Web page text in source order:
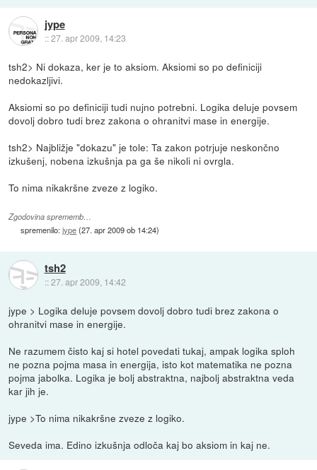
jype
::27. apr 2009, 14:23
tsh2> Ni dokaza, ker je to aksiom. Aksiomi so po definiciji
nedokazljivi.
Aksiomi so po definiciji tudi nujno potrebni. Logika deluje povsem
dovolj dobro tudi brez zakona o ohranitvi mase in energije.
tsh2> Najbližje "dokazu" je tole: Ta zakon potrjuje neskončno
izkušenj, nobena izkušnja pa ga še nikoli ni ovrgla.
To nima nikakršne zveze z logiko.
Zgodovina sprememb…
spremenilo:jype(27. apr 2009 ob 14:24)
tsh2
::27. apr 2009, 14:42
jype > Logika deluje povsem dovolj dobro tudi brez zakona o
ohranitvi mase in energije.
Ne razumem čisto kaj si hotel povedati tukaj, ampak logika sploh
ne pozna pojma masa in energija, isto kot matematika ne pozna
pojma jabolka. Logika je bolj abstraktna, najbolj abstraktna veda
kar jih je.
jype >To nima nikakršne zveze z logiko.
Seveda ima. Edino izkušnja odloča kaj bo aksiom in kaj ne.